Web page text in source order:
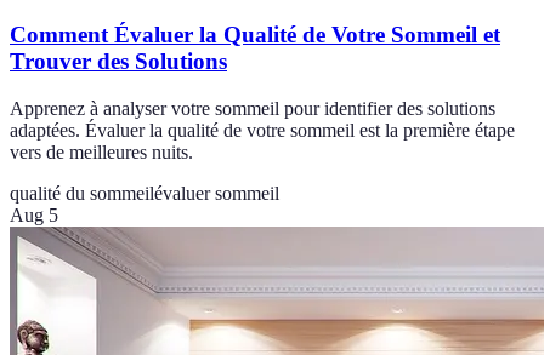
Comment Évaluer la Qualité de Votre Sommeil et
Trouver des Solutions
Apprenez à analyser votre sommeil pour identifier des solutions
adaptées. Évaluer la qualité de votre sommeil est la première étape
vers de meilleures nuits.
qualité du sommeilévaluer sommeil
Aug 5